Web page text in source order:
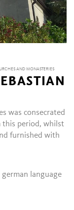
AND MONASTERIES
was consecrated
this period, whilst
furnished with
german language